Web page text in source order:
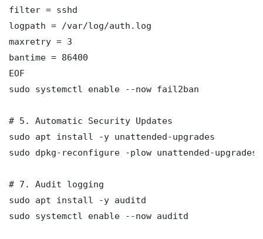
filter = sshd
logpath = /var/log/auth.log
maxretry = 3
bantime = 86400
EOF
sudo systemctl enable --now fail2ban
# 5. Automatic Security Updates
sudo apt install -y unattended-upgrades
sudo dpkg-reconfigure -plow unattended-upgrades
# 7. Audit logging
sudo apt install -y auditd
sudo systemctl enable --now auditd